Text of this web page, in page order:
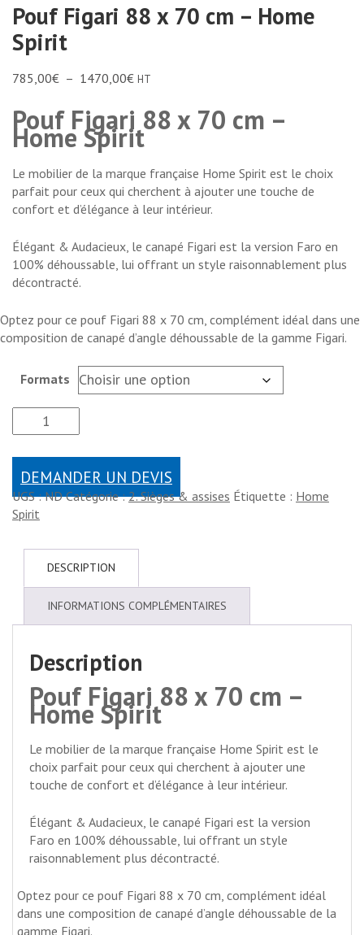
Pouf Figari 88 x 70 cm – Home
Spirit
785,00€ – 1470,00€ HT
Pouf Figari 88 x 70 cm –
Home Spirit
Le mobilier de la marque française Home Spirit est le choix
parfait pour ceux qui cherchent à ajouter une touche de
confort et d’élégance à leur intérieur.
Élégant & Audacieux, le canapé Figari est la version Faro en
100% déhoussable, lui offrant un style raisonnablement plus
décontracté.
Optez pour ce pouf Figari 88 x 70 cm, complément idéal dans une
composition de canapé d’angle déhoussable de la gamme Figari.
Formats
DEMANDER UN DEVIS
UGS :ND Catégorie :2. Sièges & assises Étiquette : Home
Spirit
DESCRIPTION
INFORMATIONS COMPLÉMENTAIRES
Description
Pouf Figari 88 x 70 cm –
Home Spirit
Le mobilier de la marque française Home Spirit est le
choix parfait pour ceux qui cherchent à ajouter une
touche de confort et d’élégance à leur intérieur.
Élégant & Audacieux, le canapé Figari est la version
Faro en 100% déhoussable, lui offrant un style
raisonnablement plus décontracté.
Optez pour ce pouf Figari 88 x 70 cm, complément idéal
dans une composition de canapé d’angle déhoussable de la
gamme Figari.